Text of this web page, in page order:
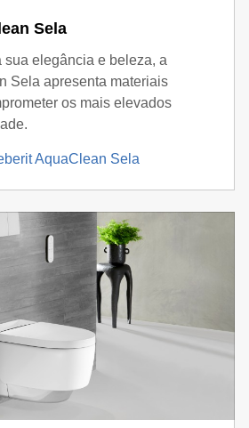
Sela
sua elegância e beleza, a
Sela apresenta materiais
os mais elevados
AquaClean Sela